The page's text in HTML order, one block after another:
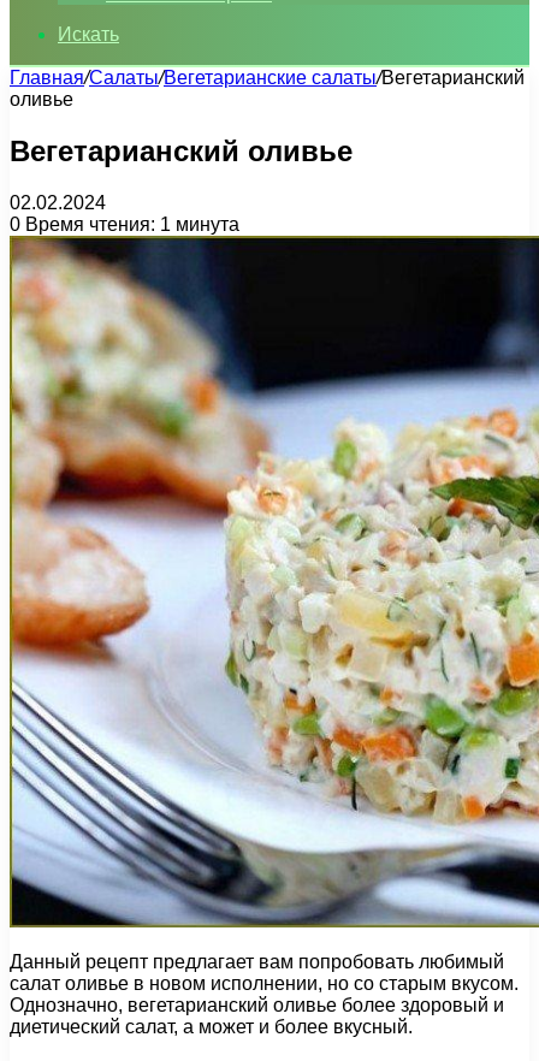
Искать
Главная/Салаты/Вегетарианские салаты/Вегетарианский
оливье
Вегетарианский оливье
02.02.2024
0 Время чтения: 1 минута
Данный рецепт предлагает вам попробовать любимый
салат оливье в новом исполнении, но со старым вкусом.
Однозначно, вегетарианский оливье более здоровый и
диетический салат, а может и более вкусный.